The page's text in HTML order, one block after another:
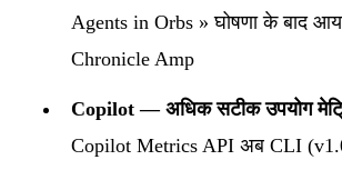
Agents in Orbs » घोषणा के बाद
Chronicle Amp
Copilot — अधिक सटीक उपयोग
Copilot Metrics API अब CLI